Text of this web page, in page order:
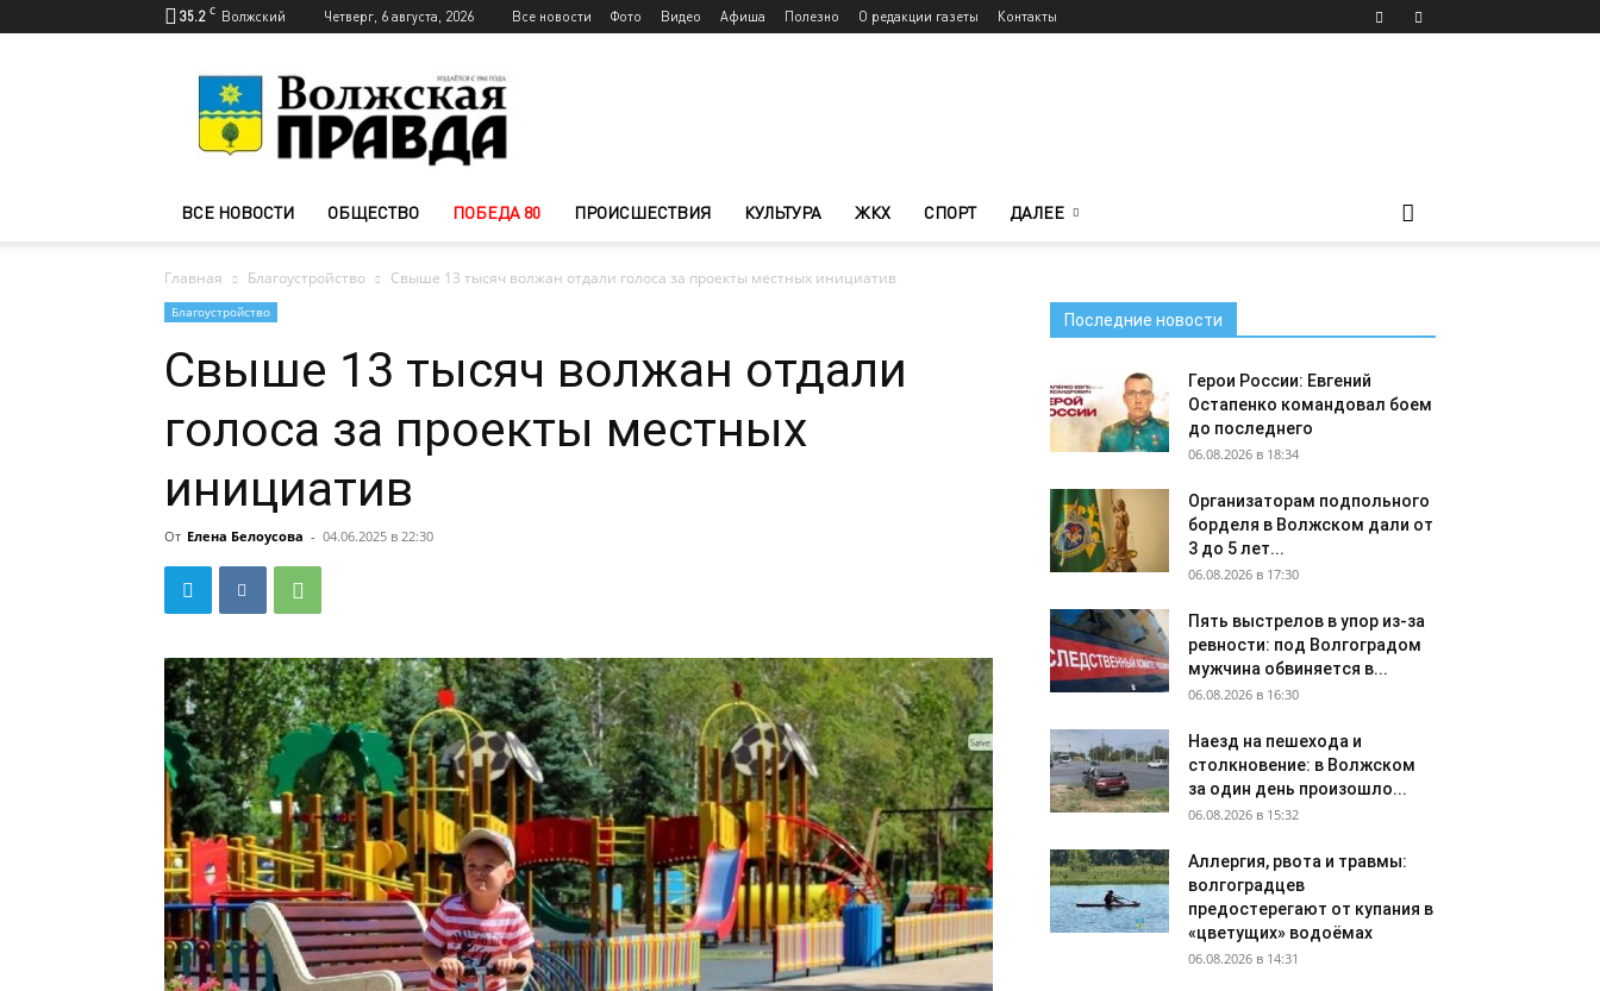
35.2 C Волжский Четверг, 6 августа, 2026 Все новости Фото Видео Афиша Полезно О редакции газеты Контакты
Волжского
—
Волжская
ВСЕ НОВОСТИ ОБЩЕСТВО ПОБЕДА 80 ПРОИСШЕСТВИЯ КУЛЬТУРА ЖКХ СПОРТ ДАЛЕЕ
Главная Благоустройство Свыше 13 тысяч волжан отдали голоса за проекты местных инициатив
Благоустройство
Свыше 13 тысяч волжан отдали
голоса за проекты местных
инициатив
От Елена Белоусова - 04.06.2025 в 22:30
Последние новости
Герои России: Евгений
Остапенко командовал боем
до последнего
06.08.2026 в 18:34
Организаторам подпольного
борделя в Волжском дали от
3 до 5 лет...
06.08.2026 в 17:30
Пять выстрелов в упор из-за
ревности: под Волгоградом
мужчина обвиняется в...
06.08.2026 в 16:30
Наезд на пешехода и
столкновение: в Волжском
за один день произошло...
06.08.2026 в 15:32
Аллергия, рвота и травмы:
волгоградцев
предостерегают от купания в
«цветущих» водоёмах
06.08.2026 в 14:31